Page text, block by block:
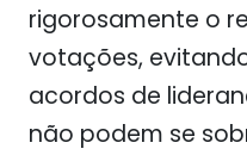
rigorosamente o
votações,
acordos de
não podem se